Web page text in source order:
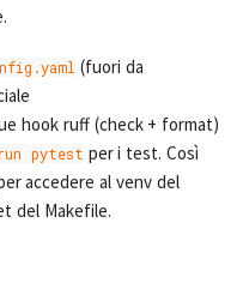
(fuori da
hook ruff (check + format)
pytest per i test. Così
accedere al venv del
del Makefile.